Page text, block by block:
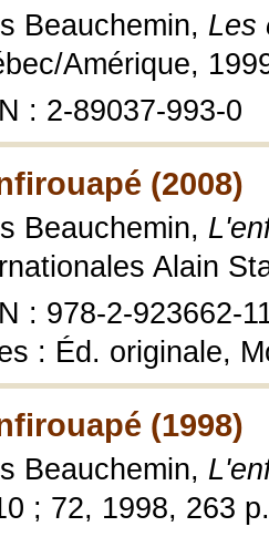
Beauchemin, Les
Amérique,
: 2-89037-993-0
(2008)
Beauchemin,
Alain
: 978-2-923662-
: Éd. originale,
(1998)
Beauchemin,
; 72, 1998, 263